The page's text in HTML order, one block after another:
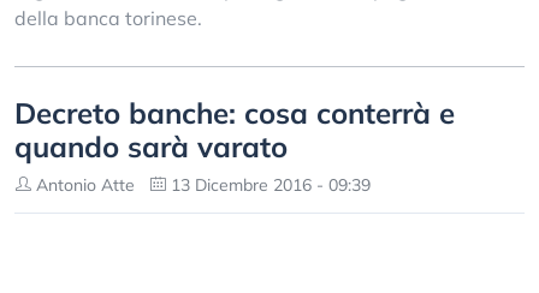
della banca torinese.
Decreto banche: cosa conterrà e
quando sarà varato
Antonio Atte 13 Dicembre 2016 - 09:39